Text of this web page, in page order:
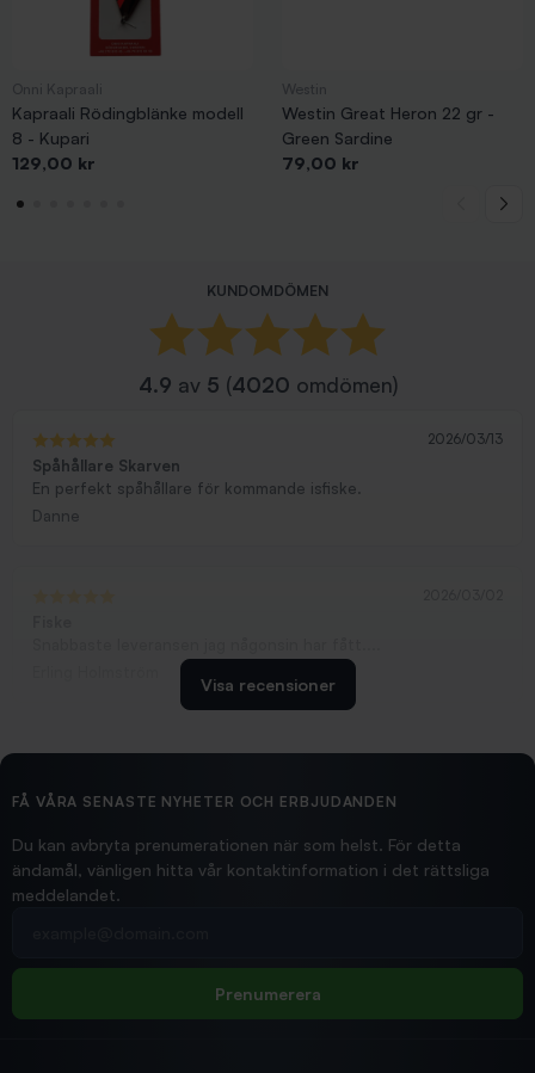
Kapraali Rödingblänke modell
8 - Kupari
Pris
129,00 kr
Westin Great Heron 22 gr -
Green Sardine
Pris
79,00 kr
KUNDOMDÖMEN
4.9 av 5 (4020 omdömen)
2026/03/13
Spåhållare Skarven
En perfekt spåhållare för kommande isfiske.
Danne
2026/02/19
Hittade exakt vad jag behövde. Snabb och bra...
Visa recensioner
FÅ VÅRA SENASTE NYHETER OCH ERBJUDANDEN
Du kan avbryta prenumerationen när som helst. För detta
ändamål, vänligen hitta vår kontaktinformation i det rättsliga
meddelandet.
Prenumerera